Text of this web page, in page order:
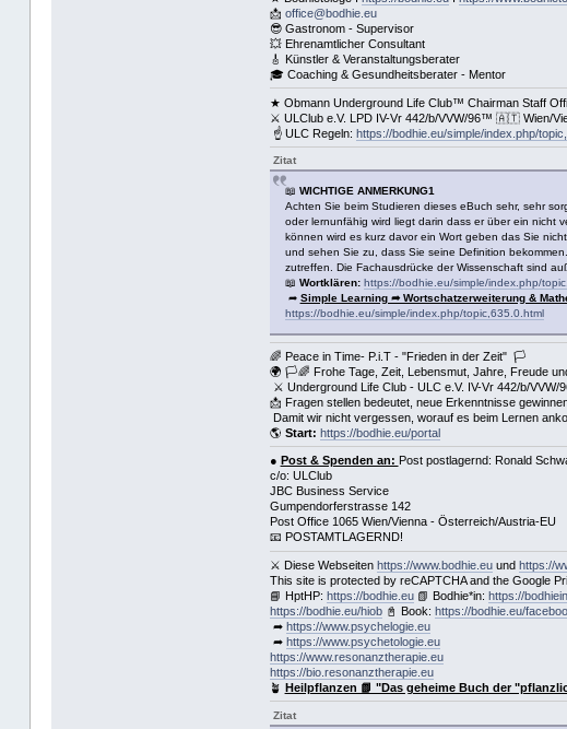
📩 office@bodhie.eu
😎 Gastronom - Supervisor
💥 Ehrenamtlicher Consultant
🎸 Künstler & Veranstaltungsberater
🎓 Coaching & Gesundheitsberater - Mentor
★ Obmann Underground Life Club™ Chairman Staff
⚔ ULClub e.V. LPD IV-Vr 442/b/VVW/96™ 🇦🇹 Wien/
☝ ULC Regeln: https://bodhie.eu/simple/index.php/
Zitat
📖 WICHTIGE ANMERKUNG1
Achten Sie beim Studieren dieses eBuch sehr, sehr
oder lernunfähig wird liegt darin dass er über ein nicht
können wird es kurz davor ein Wort geben das Sie
und sehen Sie zu, dass Sie seine Definition
zutreffen. Die Fachausdrücke der Wissenschaft sind
📖 Wortklären: https://bodhie.eu/simple/index.php/
➦ Simple Learning ➦ Wortschatzerweiterung &
https://bodhie.eu/simple/index.php/topic,635.0.html
🌈 Peace in Time- P.i.T - "Frieden in der Zeit" 🏳
🌍 🏳🌈 Frohe Tage, Zeit, Lebensmut, Jahre, Freude
⚔ Underground Life Club - ULC e.V. IV-Vr 442/b/VVW/
📩 Fragen stellen bedeutet, neue Erkenntnisse
Damit wir nicht vergessen, worauf es beim Lernen
🌎 Start: https://bodhie.eu/portal
● Post & Spenden an: Post postlagernd: Ronald
c/o: ULClub
JBC Business Service
Gumpendorferstrasse 142
Post Office 1065 Wien/Vienna - Österreich/Austria-EU
📧 POSTAMTLAGERND!
⚔ Diese Webseiten https://www.bodhie.euund https://
This site is protected by reCAPTCHA and the Google
📘 HptHP: https://bodhie.eu📗 Bodhie*in: https://
https://bodhie.eu/hiob📓 Book: https://bodhie.eu/
➦ https://www.psychelogie.eu
➦ https://www.psychetologie.eu
https://www.resonanztherapie.eu
https://bio.resonanztherapie.eu
🪴 Heilpflanzen 📗 "Das geheime Buch der
Zitat